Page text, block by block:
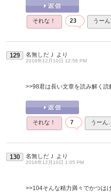
それな！ 23 うー
129 名無しだＪ より
2016年12月10日 12:56 PM
>>98君は長い文章を読み解く読
それな！ 7 うーん
130 名無しだＪ より
2016年12月10日 1:05 PM
>>104そんな精力満々でかつは